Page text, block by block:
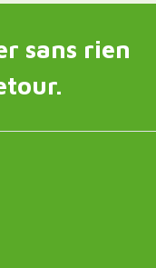
sans rien